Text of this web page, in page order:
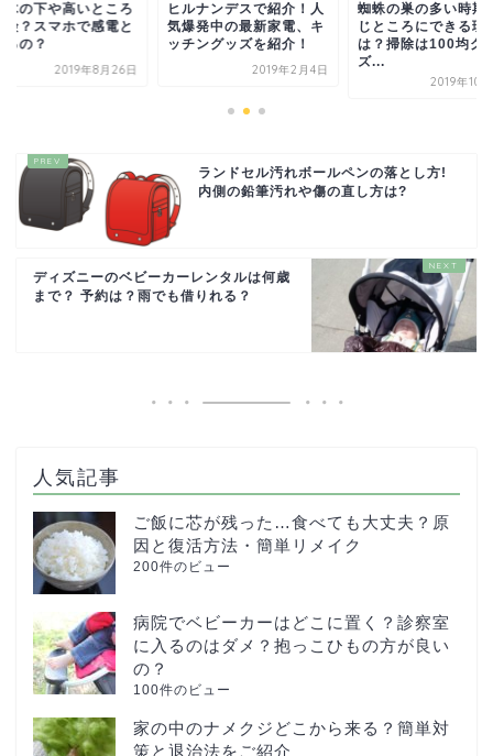
木の下や高いところ
険？スマホで感電と
るの？
2019年8月26日
ヒルナンデスで紹介！人
気爆発中の最新家電、キ
ッチングッズを紹介！
2019年2月4日
蜘蛛の巣の多い時期
じところにできる理
は？掃除は100均グ
ズ...
2019年10
ランドセル汚れボールペンの落とし方!
内側の鉛筆汚れや傷の直し方は?
ディズニーのベビーカーレンタルは何歳
まで？ 予約は？雨でも借りれる？
人気記事
ご飯に芯が残った…食べても大丈夫？原
因と復活方法・簡単リメイク
200件のビュー
病院でベビーカーはどこに置く？診察室
に入るのはダメ？抱っこひもの方が良い
の？
100件のビュー
家の中のナメクジどこから来る？簡単対
策と退治法をご紹介